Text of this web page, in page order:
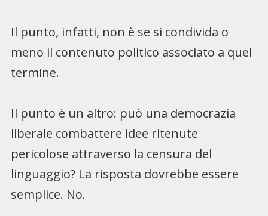
Il punto, infatti, non è se si condivida o
meno il contenuto politico associato a quel
termine.
Il punto è un altro: può una democrazia
liberale combattere idee ritenute
pericolose attraverso la censura del
linguaggio? La risposta dovrebbe essere
semplice. No.